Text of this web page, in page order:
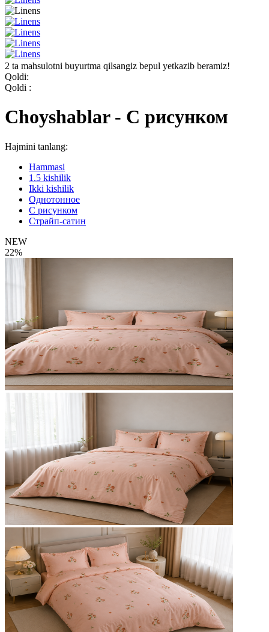
2 ta mahsulotni buyurtma qilsangiz bepul yetkazib beramiz!
Qoldi:
Qoldi :
Choyshablar - С рисунком
Hajmini tanlang:
Hammasi
1.5 kishilik
Ikki kishilik
Однотонное
С рисунком
Страйп-сатин
NEW
22%